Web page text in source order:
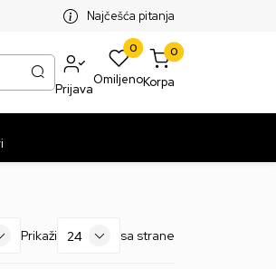
PREKO 5999 RSDNajčešća pitanja
Prijava
0
Omiljeno
0
Korpa
Prikaži sa strane